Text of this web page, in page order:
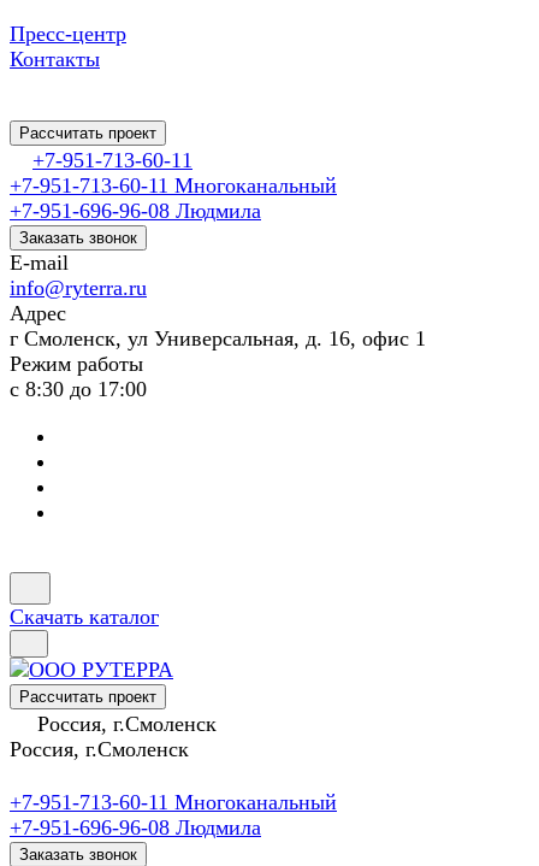
Пресс-центр
Контакты
Рассчитать проект
+7-951-713-60-11
+7-951-713-60-11 Многоканальный
+7-951-696-96-08 Людмила
Заказать звонок
E-mail
info@ryterra.ru
Адрес
г Смоленск, ул Универсальная, д. 16, офис 1
Режим работы
с 8:30 до 17:00
Скачать каталог
Рассчитать проект
Россия, г.Смоленск
Россия, г.Смоленск
+7-951-713-60-11 Многоканальный
+7-951-696-96-08 Людмила
Заказать звонок